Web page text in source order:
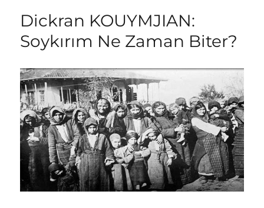
Dickran KOUYMJIAN:
Soykırım Ne Zaman Biter?